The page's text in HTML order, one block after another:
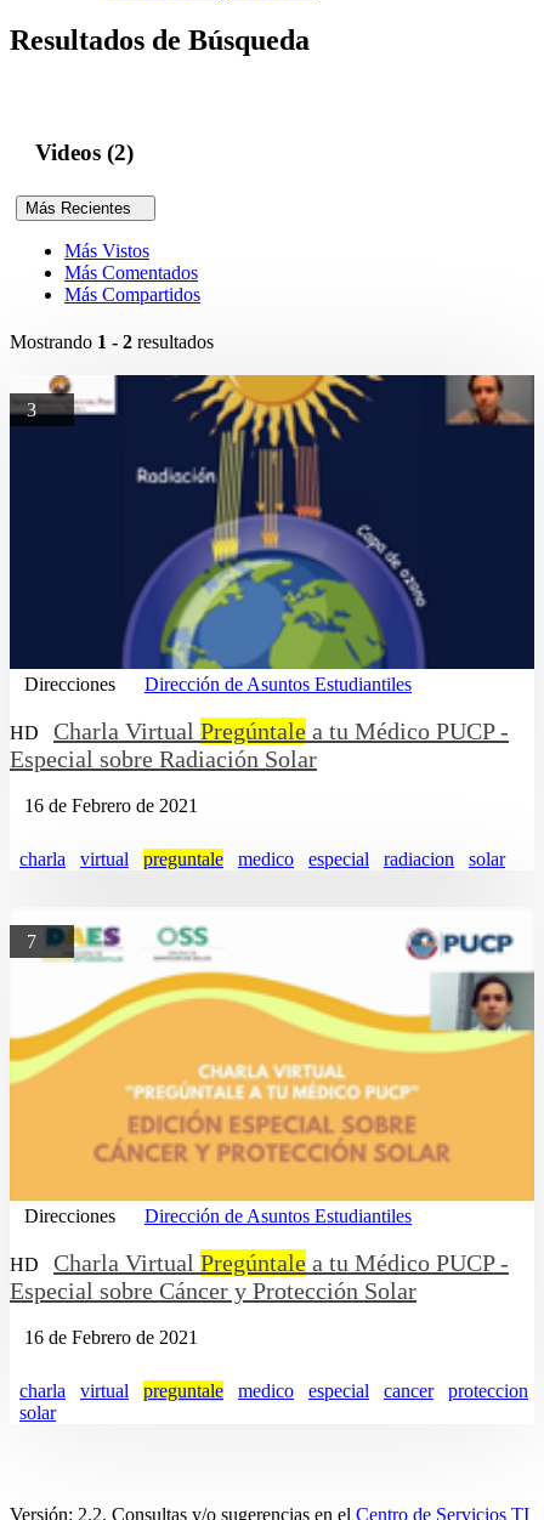
Resultados de Búsqueda
Videos (2)
Más Recientes
Más Vistos
Más Comentados
Más Compartidos
Mostrando 1 - 2 resultados
3
Direcciones Dirección de Asuntos Estudiantiles
HD Charla Virtual Pregúntale a tu Médico PUCP -
Especial sobre Radiación Solar
16 de Febrero de 2021
charla virtual preguntale medico especial radiacion solar
7
Direcciones Dirección de Asuntos Estudiantiles
HD Charla Virtual Pregúntale a tu Médico PUCP -
Especial sobre Cáncer y Protección Solar
16 de Febrero de 2021
charla virtual preguntale medico especial cancer
proteccion
solar
Versión: 2.2. Consultas y/o sugerencias en el Centro de Servicios TI